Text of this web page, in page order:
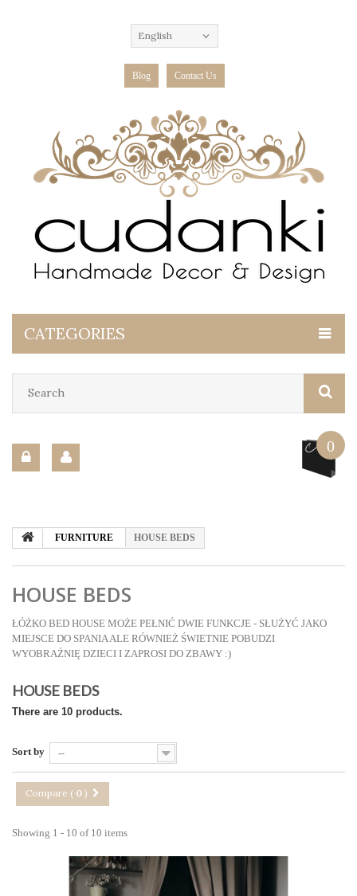
English
Blog Contact Us
CATEGORIES
0
FURNITURE HOUSE BEDS
HOUSE BEDS
ŁÓŻKO BED HOUSE MOŻE PEŁNIĆ DWIE FUNKCJE - SŁUŻYĆ JAKO
MIEJSCE DO SPANIA ALE RÓWNIEŻ ŚWIETNIE POBUDZI
WYOBRAŹNIĘ DZIECI I ZAPROSI DO ZBAWY :)
HOUSE BEDS
There are 10 products.
Sort by --
Compare ( 0 )
Showing 1 - 10 of 10 items